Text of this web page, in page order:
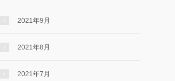
2021年9月
2021年8月
2021年7月